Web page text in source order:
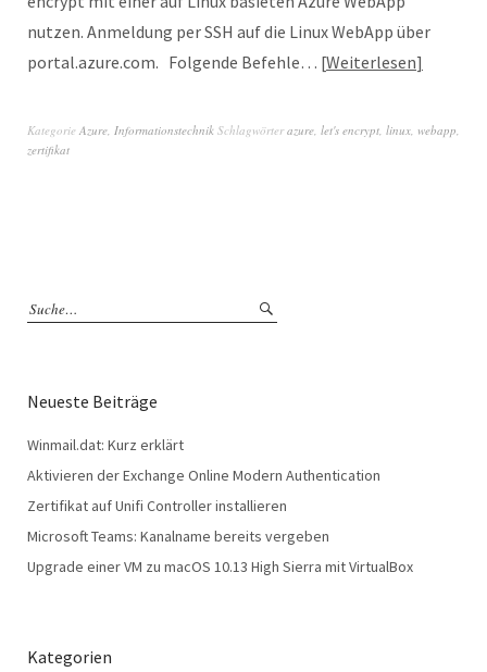
nutzen. Anmeldung per SSH auf die Linux WebApp über
portal.azure.com. Folgende Befehle… Weiterlesen
Kategorie Azure, Informationstechnik Schlagwörterazure, let's encrypt, linux, webapp,
zertifikat
Neueste Beiträge
Winmail.dat: Kurz erklärt
Aktivieren der Exchange Online Modern Authentication
Zertifikat auf Unifi Controller installieren
Microsoft Teams: Kanalname bereits vergeben
Upgrade einer VM zu macOS 10.13 High Sierra mit VirtualBox
Kategorien